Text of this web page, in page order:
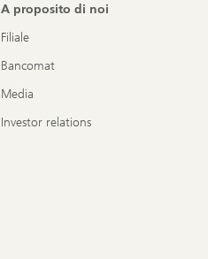
A proposito di noi
Filiale
Bancomat
Media
Investor relations